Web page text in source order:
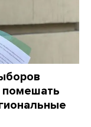
помешать